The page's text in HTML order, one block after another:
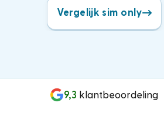
Vergelijk sim only
9,3 klantbeoordeling